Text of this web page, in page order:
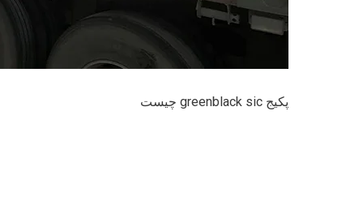
پکیج greenblack sic چیست